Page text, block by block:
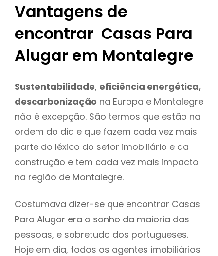
Vantagens de
encontrar Casas Para
Alugar em Montalegre
Sustentabilidade, eficiência energética,
descarbonização na Europa e Montalegre
não é excepção. São termos que estão na
ordem do dia e que fazem cada vez mais
parte do léxico do setor imobiliário e da
construção e tem cada vez mais impacto
na região de Montalegre.
Costumava dizer-se que encontrar Casas
Para Alugar era o sonho da maioria das
pessoas, e sobretudo dos portugueses.
Hoje em dia, todos os agentes imobiliários